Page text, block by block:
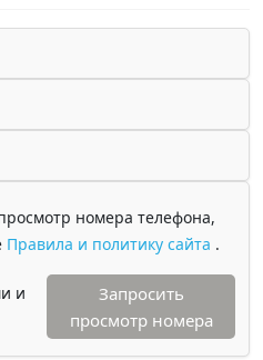
номера телефона,
Правила и политику сайта .
и
Запросить
просмотр номера